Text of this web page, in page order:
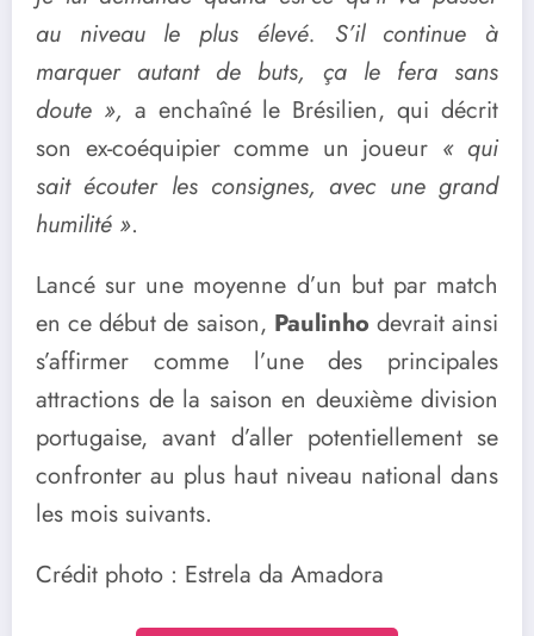
au niveau le plus élevé. S’il continue à
marquer autant de buts, ça le fera sans
doute », a enchaîné le Brésilien, qui décrit
son ex-coéquipier comme un joueur « qui
sait écouter les consignes, avec une grand
humilité ».
Lancé sur une moyenne d’un but par match
en ce début de saison, Paulinho devrait ainsi
s’affirmer comme l’une des principales
attractions de la saison en deuxième division
portugaise, avant d’aller potentiellement se
confronter au plus haut niveau national dans
les mois suivants.
Crédit photo : Estrela da Amadora